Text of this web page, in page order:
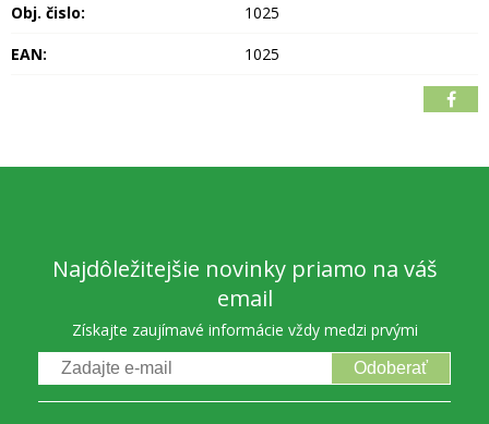
Obj. čislo:
1025
EAN:
1025
Najdôležitejšie novinky priamo na váš
email
Získajte zaujímavé informácie vždy medzi prvými
Odoberať